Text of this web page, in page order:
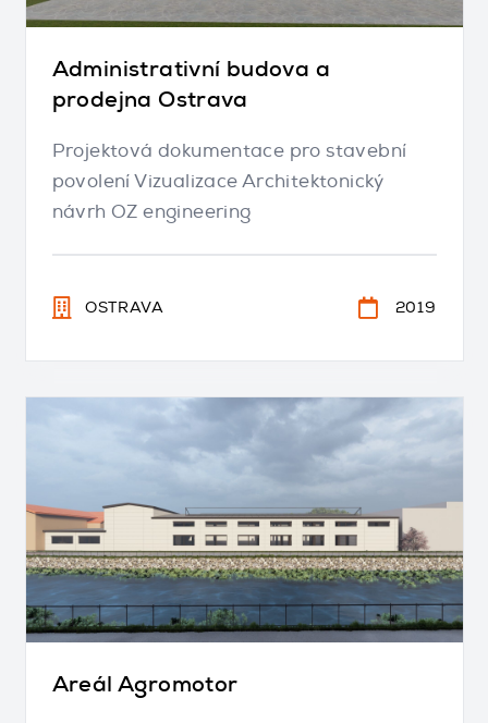
Administrativní budova a
prodejna Ostrava
Projektová dokumentace pro stavební
povolení Vizualizace Architektonický
návrh OZ engineering
OSTRAVA 2019
Areál Agromotor